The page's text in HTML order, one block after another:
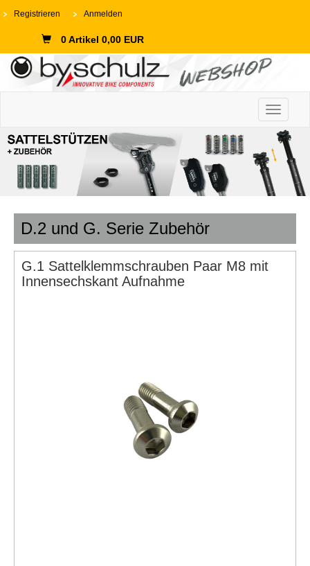
Registrieren Anmelden
0 Artikel 0,00 EUR
Toggle
D.2 und G. Serie Zubehör
G.1 Sattelklemmschrauben Paar M8 mit
Innensechskant Aufnahme